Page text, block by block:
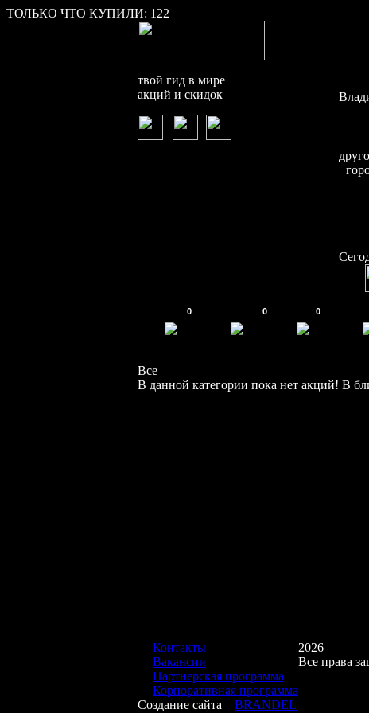
ТОЛЬКО ЧТО КУПИЛИ: 122
твой гид в мире
акций и скидок
0 0 0
Все
В данной категории пока нет акций! В
Контакты
Вакансии
Партнерская программа
Корпоративная программа
2026
Все права
Создание сайта BRANDEL